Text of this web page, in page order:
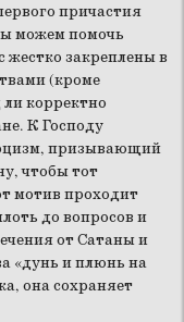
причастия
можем помочь
жестко закреплены в
(кроме
ли корректно
К Господу
призывающий
чтобы тот
мотив проходит
до вопросов и
от Сатаны и
«дунь и плюнь на
она сохраняет